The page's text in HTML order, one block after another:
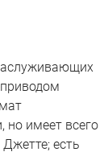
но имеет всего
есть